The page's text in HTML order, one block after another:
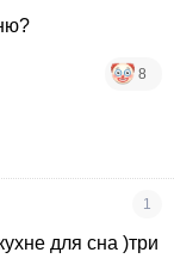
8
1
для сна )три